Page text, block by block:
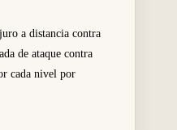
a distancia contra
de ataque contra
cada nivel por